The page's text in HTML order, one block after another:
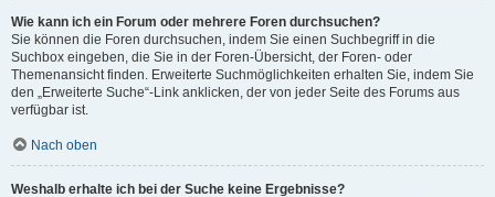
Wie kann ich ein Forum oder mehrere Foren durchsuchen?
Sie können die Foren durchsuchen, indem Sie einen Suchbegriff in die
Suchbox eingeben, die Sie in der Foren-Übersicht, der Foren- oder
Themenansicht finden. Erweiterte Suchmöglichkeiten erhalten Sie, indem Sie
den „Erweiterte Suche“-Link anklicken, der von jeder Seite des Forums aus
verfügbar ist.
Nach oben
Weshalb erhalte ich bei der Suche keine Ergebnisse?